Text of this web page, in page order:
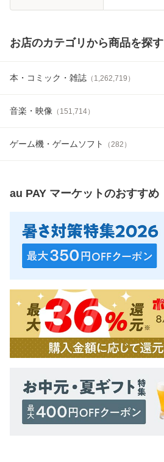
お店のカテゴリから商品を探す
本・コミック・雑誌 （ 1,262,719 ）
音楽・映像 （ 151,714）
ゲーム機・ゲームソフト （282 ）
au PAY マーケットのおすすめ